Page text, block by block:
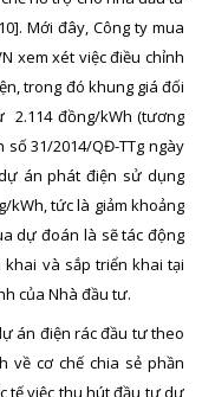
. Mới đây, Công ty mua
xem xét việc điều chỉnh
trong đó khung giá đối
2.114 đồng/kWh (tương
31/2014/QĐ-TTg ngày
án phát điện sử dụng
kWh, tức là giảm khoảng
dự đoán là sẽ tác động
và sắp triển khai tại
của Nhà đầu tư.
án điện rác đầu tư theo
về cơ chế chia sẻ phần
tế việc thu hút đầu tư dự